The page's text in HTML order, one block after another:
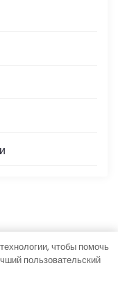
защищены.
чтобы помочь
пользовательский